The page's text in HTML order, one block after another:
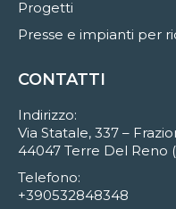
Progetti
Presse e impianti per
CONTATTI
Indirizzo:
Via Statale, 337 –
44047 Terre Del Reno
Telefono:
+390532848348